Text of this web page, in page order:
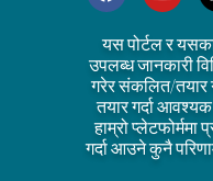
यस पोर्टल र
उपलब्ध जानकारी
गरेर संकलित/तयार
तयार गर्दा
हाम्रो प्लेटफोर्ममा
गर्दा आउने कुनै